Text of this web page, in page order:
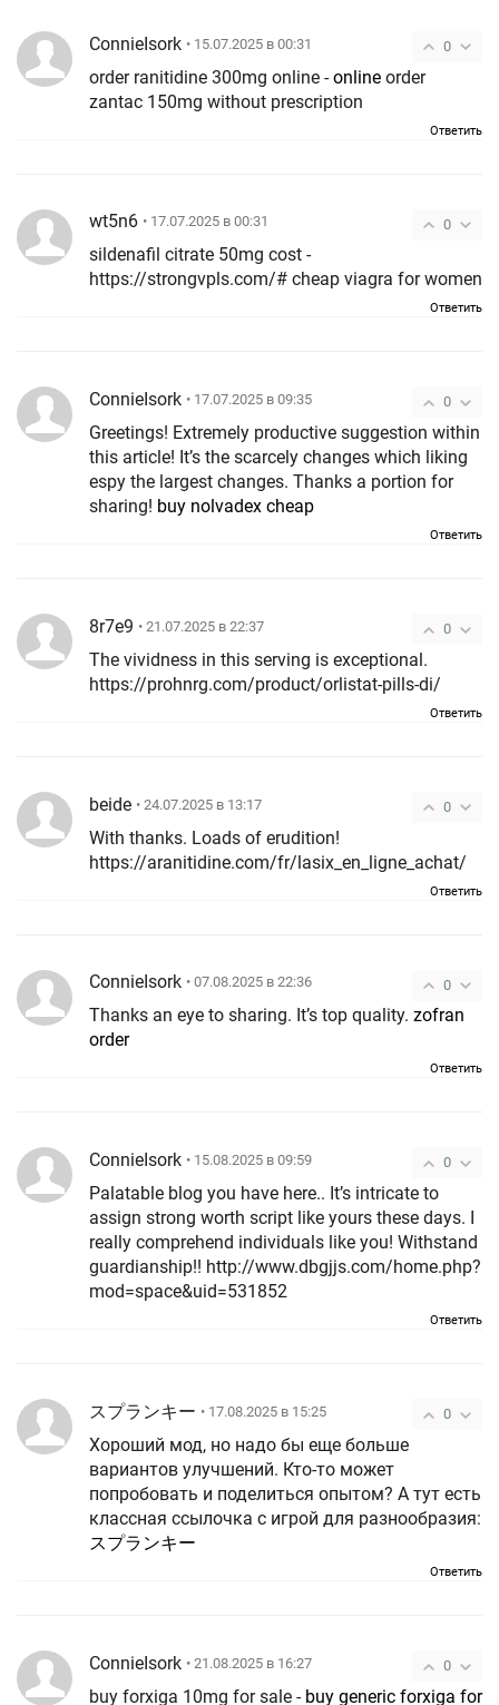
0
ConnieIsork • 15.07.2025 в 00:31
order ranitidine 300mg online -online order
zantac 150mg without prescription
Ответить
0
wt5n6 • 17.07.2025 в 00:31
sildenafil citrate 50mg cost -
https://strongvpls.com/# cheap viagra for women
Ответить
0
ConnieIsork • 17.07.2025 в 09:35
Greetings! Extremely productive suggestion within
this article! It’s the scarcely changes which liking
espy the largest changes. Thanks a portion for
sharing! buy nolvadex cheap
Ответить
0
8r7e9 • 21.07.2025 в 22:37
The vividness in this serving is exceptional.
https://prohnrg.com/product/orlistat-pills-di/
Ответить
0
beide • 24.07.2025 в 13:17
With thanks. Loads of erudition!
https://aranitidine.com/fr/lasix_en_ligne_achat/
Ответить
0
ConnieIsork • 07.08.2025 в 22:36
Thanks an eye to sharing. It’s top quality. zofran
order
Ответить
0
ConnieIsork • 15.08.2025 в 09:59
Palatable blog you have here.. It’s intricate to
assign strong worth script like yours these days. I
really comprehend individuals like you! Withstand
guardianship!! http://www.dbgjjs.com/home.php?
mod=space&uid=531852
Ответить
0
スプランキー • 17.08.2025 в 15:25
Хороший мод, но надо бы еще больше
вариантов улучшений. Кто-то может
попробовать и поделиться опытом? А тут есть
классная ссылочка с игрой для разнообразия:
スプランキー
Ответить
0
ConnieIsork • 21.08.2025 в 16:27
buy forxiga 10mg for sale - buy generic forxiga for